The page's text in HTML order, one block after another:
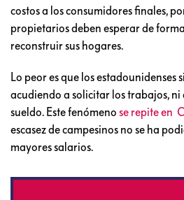
costos a los consumidores finales,
propietarios deben esperar de
reconstruir sus hogares.
Lo peor es que los estadounidenses
acudiendo a solicitar los trabajos, ni
sueldo. Este fenómeno se repite en
escasez de campesinos no se ha
mayores salarios.